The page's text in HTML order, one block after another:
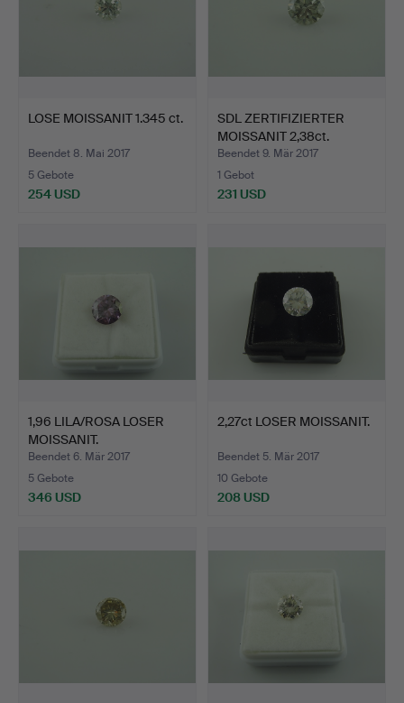
LOSE MOISSANIT 1.345 ct.
Beendet 8. Mai 2017
5 Gebote
254 USD
SDL ZERTIFIZIERTER
MOISSANIT 2,38ct.
Beendet 9. Mär 2017
1 Gebot
231 USD
1,96 LILA/ROSA LOSER
MOISSANIT.
Beendet 6. Mär 2017
5 Gebote
346 USD
2,27ct LOSER MOISSANIT.
Beendet 5. Mär 2017
10 Gebote
208 USD